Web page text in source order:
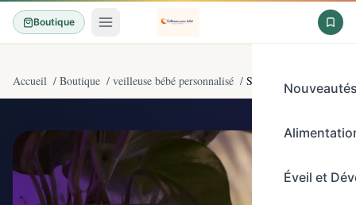
Boutique
Éveil et
Accueil / Boutique / veilleuse bébé personnalisé / StarMaker Veilleuse